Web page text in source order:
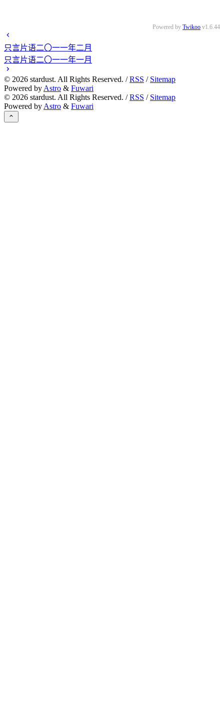
Powered by Twikoo v1.6.44
只言片语二〇一一年二月
只言片语二〇一一年一月
© 2026 stardust. All Rights Reserved. /RSS / Sitemap
Powered by Astro & Fuwari
© 2026 stardust. All Rights Reserved. /RSS / Sitemap
Powered by Astro & Fuwari